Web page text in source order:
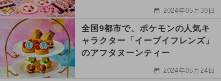
2024年05月30日
全国9都市で、ポケモンの人気キ
ャラクター「イーブイフレンズ」
のアフタヌーンティー
2024年05月24日